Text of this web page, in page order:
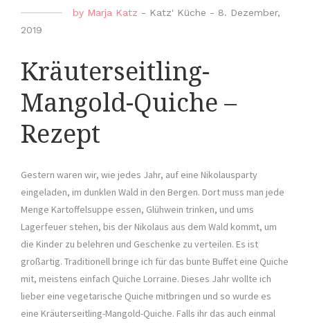
by Marja Katz - Katz' Küche - 8. Dezember,
2019
Kräuterseitling-
Mangold-Quiche –
Rezept
Gestern waren wir, wie jedes Jahr, auf eine Nikolausparty
eingeladen, im dunklen Wald in den Bergen. Dort muss man jede
Menge Kartoffelsuppe essen, Glühwein trinken, und ums
Lagerfeuer stehen, bis der Nikolaus aus dem Wald kommt, um
die Kinder zu belehren und Geschenke zu verteilen. Es ist
großartig. Traditionell bringe ich für das bunte Buffet eine Quiche
mit, meistens einfach Quiche Lorraine. Dieses Jahr wollte ich
lieber eine vegetarische Quiche mitbringen und so wurde es
eine Kräuterseitling-Mangold-Quiche. Falls ihr das auch einmal